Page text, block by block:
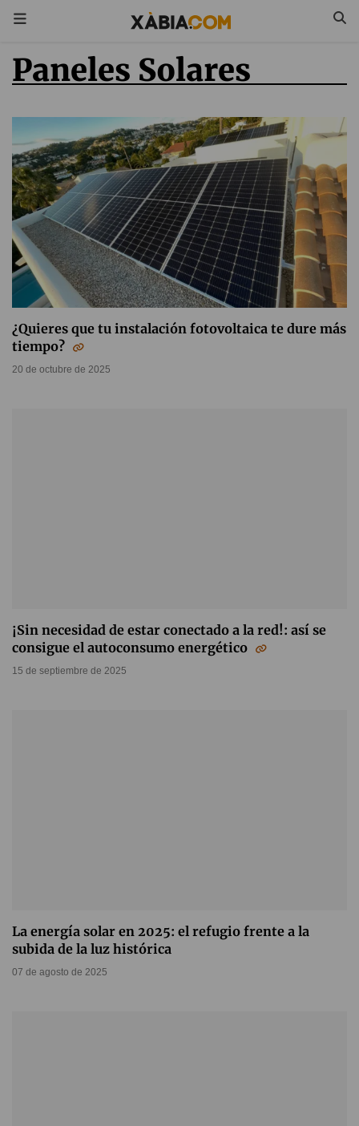
Paneles Solares
¿Quieres que tu instalación fotovoltaica te dure más
tiempo?
20 de octubre de 2025
¡Sin necesidad de estar conectado a la red!: así se
consigue el autoconsumo energético
15 de septiembre de 2025
La energía solar en 2025: el refugio frente a la
subida de la luz histórica
07 de agosto de 2025